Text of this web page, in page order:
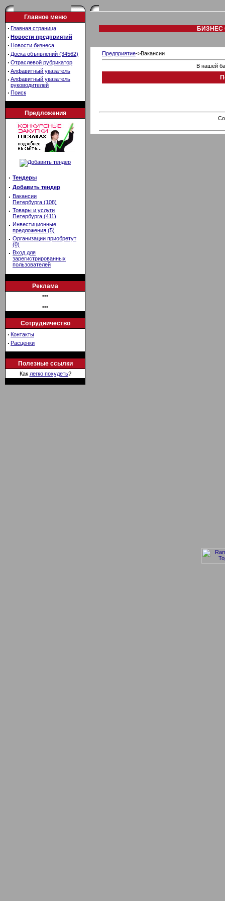
Главное меню
· Главная страница
· Новости предприятий
· Новости бизнеса
· Доска объявлений (34562)
· Отраслевой рубрикатор
· Алфавитный указатель
· Алфавитный указатель
руководителей
· Поиск
Предложения
· Тендеры
· Добавить тендер
· Вакансии
Петербурга (108)
· Товары и услуги
Петербурга (411)
· Инвестиционные
предложения (5)
· Организации приобретут
(0)
· Вход для
зарегистрированных
пользователей
Реклама
•••
•••
Сотрудничество
· Контакты
· Расценки
Полезные ссылки
Как легко похудеть?
БИЗНЕС
Предприятие->Вакансии
В нашей